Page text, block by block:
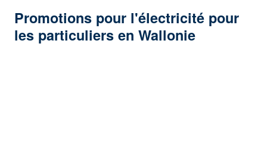
Promotions pour l'électricité pour
les particuliers en Wallonie